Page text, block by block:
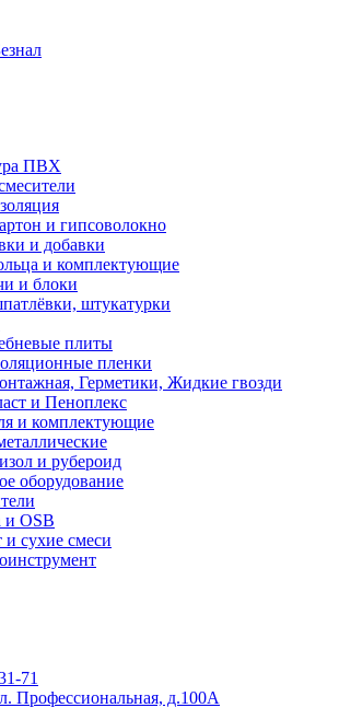
ПВХ
и гипсоволокно
и добавки
и комплектующие
и блоки
штукатурки
плиты
пленки
Герметики, Жидкие гвозди
и Пеноплекс
и комплектующие
и рубероид
оборудование
и OSB
сухие смеси
71
Профессиональная, д.100А